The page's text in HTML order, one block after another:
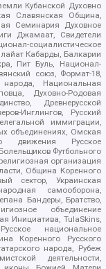
Кубанской Духовно
Славянская Община,
Семинария Духовное
Джамаат, Свидетели
социалистическое
Кабарды, Балкарии
Пит Буль, Национал-
союз, Формат-18,
Национальная
Духовно-Родовая
Древнерусской
Инглингов, Русский
иммиграции,
объединениях, Омская
движения Русское
Футбольного
организация
Община Коренного
сектор, Украинская
самооборона,
Бандеры, Братство,
объединение
Инициатива, TulaSkins,
национальное
Коренного Русского
народа, Рубеж
деятельности,